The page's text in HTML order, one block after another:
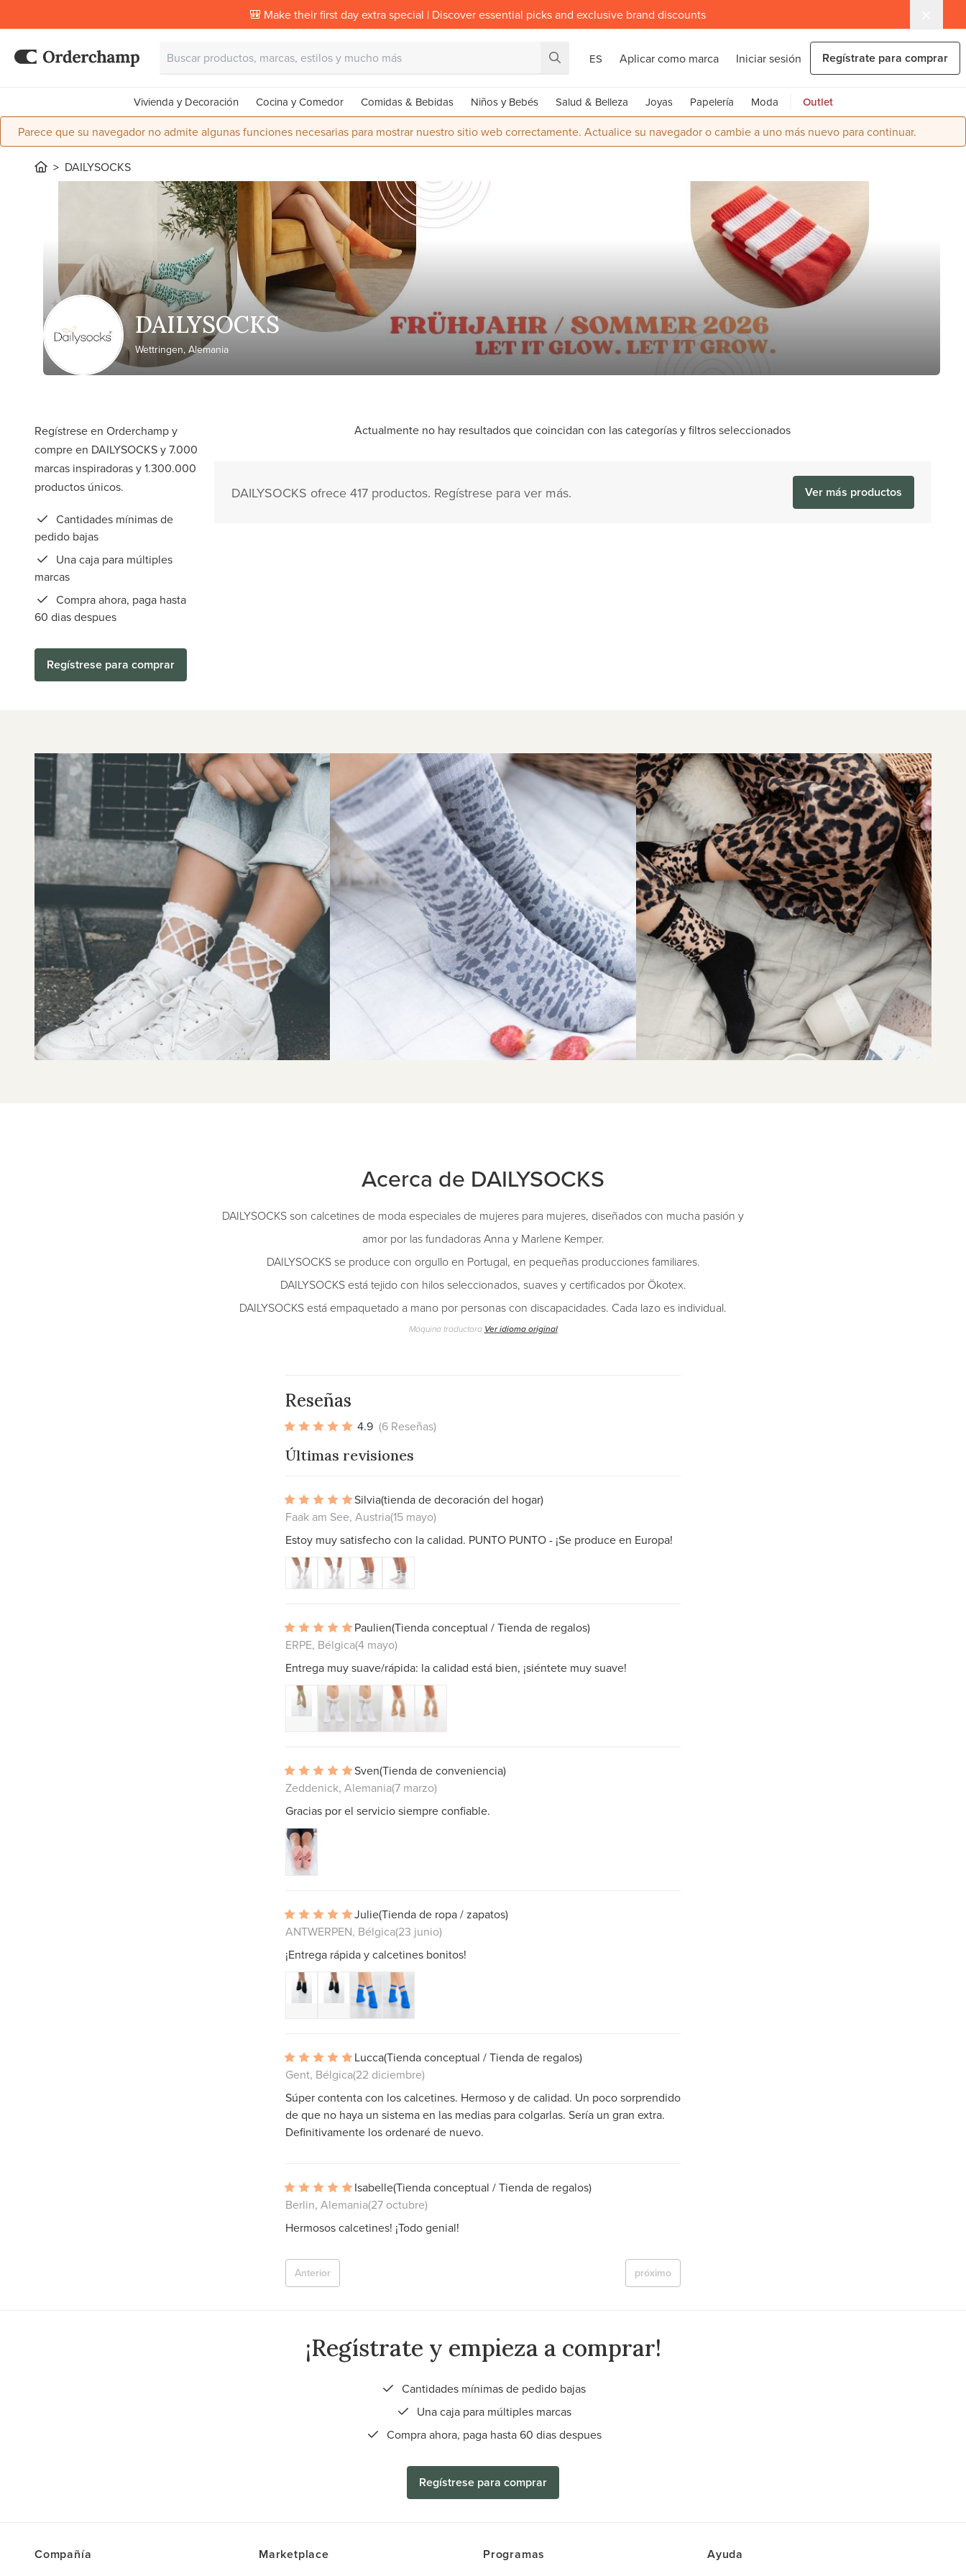
🎒 Make their first day extra special | Discover essential picks and exclusive brand discounts
ES Aplicar como marca Iniciar sesión Regístrate para comprar
Vivienda y Decoración Cocina y Comedor Comidas & Bebidas Niños y Bebés Salud & Belleza Joyas Papelería Moda Outlet
Parece que su navegador no admite algunas funciones necesarias para mostrar nuestro sitio web correctamente. Actualice su navegador o cambie a uno más nuevo para continuar.
DAILYSOCKS
DAILYSOCKS
Wettringen, Alemania
Regístrese en Orderchamp y
compre en DAILYSOCKS y 7.000
marcas inspiradoras y 1.300.000
productos únicos.
Cantidades mínimas de
pedido bajas
Una caja para múltiples
marcas
Compra ahora, paga hasta
60 dias despues
Regístrese para comprar
Actualmente no hay resultados que coincidan con las categorías y filtros seleccionados
DAILYSOCKS ofrece 417 productos. Regístrese para ver más. Ver más productos
Acerca de DAILYSOCKS
DAILYSOCKS son calcetines de moda especiales de mujeres para mujeres, diseñados con mucha pasión y
amor por las fundadoras Anna y Marlene Kemper.
DAILYSOCKS se produce con orgullo en Portugal, en pequeñas producciones familiares.
DAILYSOCKS está tejido con hilos seleccionados, suaves y certificados por Ökotex.
DAILYSOCKS está empaquetado a mano por personas con discapacidades. Cada lazo es individual.
Máquina traductora Ver idioma original
Reseñas
4.9 (6 Reseñas)
Últimas revisiones
Silvia(tienda de decoración del hogar)
Faak am See, Austria(15 mayo)
Estoy muy satisfecho con la calidad. PUNTO PUNTO - ¡Se produce en Europa!
Paulien(Tienda conceptual / Tienda de regalos)
ERPE, Bélgica(4 mayo)
Entrega muy suave/rápida: la calidad está bien, ¡siéntete muy suave!
Sven(Tienda de conveniencia)
Zeddenick, Alemania(7 marzo)
Gracias por el servicio siempre confiable.
Julie(Tienda de ropa / zapatos)
ANTWERPEN, Bélgica(23 junio)
¡Entrega rápida y calcetines bonitos!
Lucca(Tienda conceptual / Tienda de regalos)
Gent, Bélgica(22 diciembre)
Súper contenta con los calcetines. Hermoso y de calidad. Un poco sorprendido
de que no haya un sistema en las medias para colgarlas. Sería un gran extra.
Definitivamente los ordenaré de nuevo.
Isabelle(Tienda conceptual / Tienda de regalos)
Berlin, Alemania(27 octubre)
Hermosos calcetines! ¡Todo genial!
próximo
Anterior
¡Regístrate y empieza a comprar!
Cantidades mínimas de pedido bajas
Una caja para múltiples marcas
Compra ahora, paga hasta 60 dias despues
Regístrese para comprar
Compañía Marketplace Programas Ayuda